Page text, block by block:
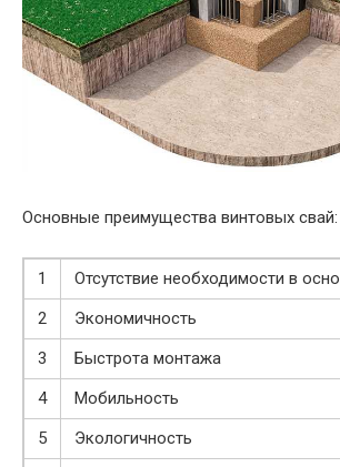
Основные преимущества винтовых свай:
1
Отсутствие необходимости в
2
Экономичность
3
Быстрота монтажа
4
Мобильность
5
Экологичность